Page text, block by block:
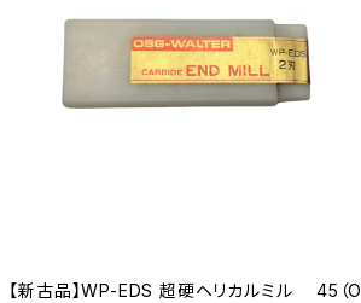
【新古品】WP-EDS 超硬ヘリカルミル 45（O